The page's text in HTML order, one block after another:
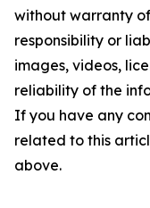
without warranty
responsibility or
images, videos,
reliability of the
If you have any
related to this
above.